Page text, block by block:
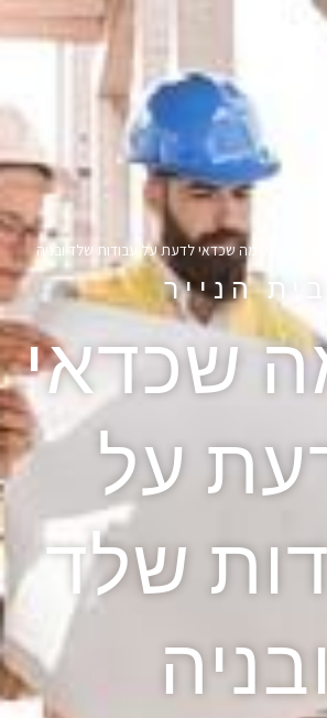
כל מה שכדאי לדעת על עבודות שלד ובניה
בית הנייר
שכדאי
על
שלד
ובניה